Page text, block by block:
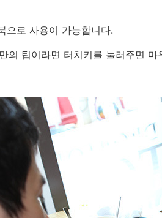
으로 사용이 가능합니다.
의 팁이라면 터치키를 눌러주면